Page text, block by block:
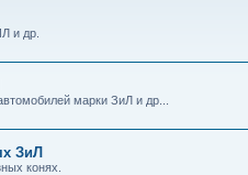
и др.
марки ЗиЛ и др...
ЗиЛ
конях.